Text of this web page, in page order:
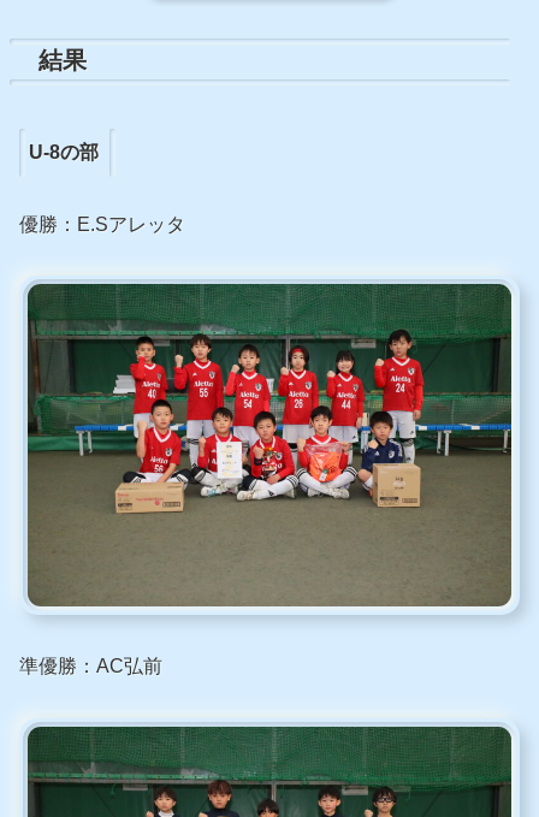
結果
U-8の部
優勝：E.Sアレッタ
準優勝：AC弘前